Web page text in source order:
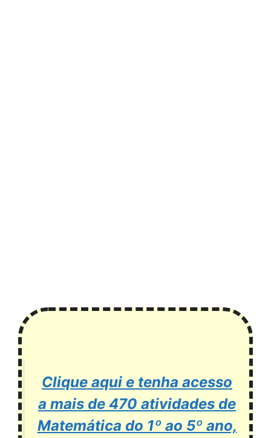
Clique aqui e tenha acesso
a mais de 470 atividades de
Matemática do 1º ao 5º ano,